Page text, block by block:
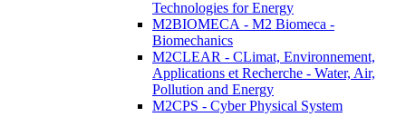
Technologies for Energy
M2BIOMECA - M2 Biomeca -
Biomechanics
M2CLEAR - CLimat, Environnement,
Applications et Recherche - Water, Air,
Pollution and Energy
M2CPS - Cyber Physical System